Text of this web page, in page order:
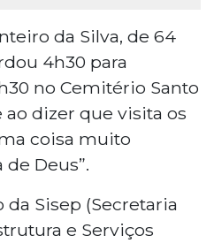
da Silva, de 64
4h30 para
no Cemitério Santo
ao dizer que visita os
coisa muito
de Deus”.
Sisep (Secretaria
e Serviços